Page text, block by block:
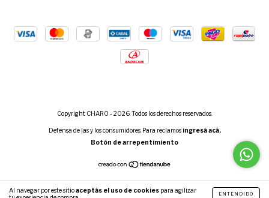
Al navegar por este sitioaceptás el uso de cookies para agilizar
ENTENDIDO
Copyright CHARO - 2026. Todos los derechos reservados.
Defensa de las y los consumidores. Para reclamos ingresá acá.
Botón de arrepentimiento